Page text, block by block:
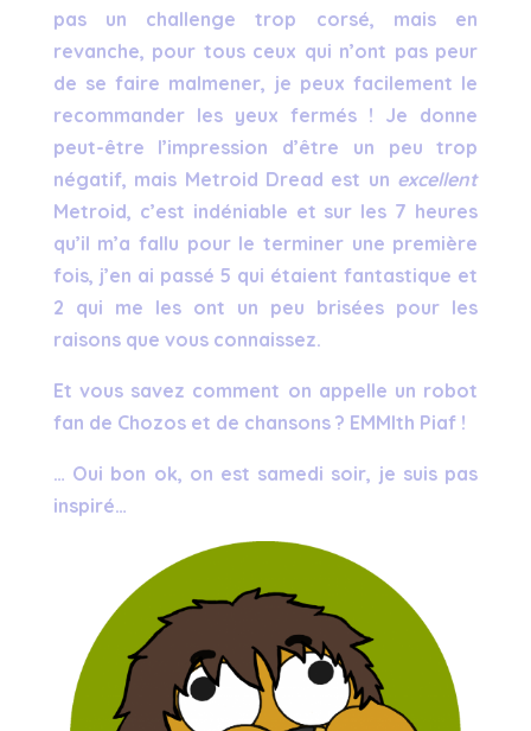
pas un challenge trop corsé, mais en
revanche, pour tous ceux qui n’ont pas peur
de se faire malmener, je peux facilement le
recommander les yeux fermés ! Je donne
peut-être l’impression d’être un peu trop
négatif, mais Metroid Dread est un excellent
Metroid, c’est indéniable et sur les 7 heures
qu’il m’a fallu pour le terminer une première
fois, j’en ai passé 5 qui étaient fantastique et
2 qui me les ont un peu brisées pour les
raisons que vous connaissez.
Et vous savez comment on appelle un robot
fan de Chozos et de chansons ? EMMIth Piaf !
… Oui bon ok, on est samedi soir, je suis pas
inspiré…